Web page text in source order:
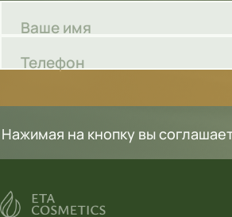
Спреи для уборки
Ваше имя
Телефон
Нажимая на кнопку вы